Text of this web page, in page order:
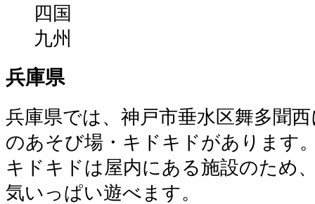
四国
九州
兵庫県
兵庫県では、神戸市垂水区舞多聞
のあそび場・キドキドがあります
キドキドは屋内にある施設のため
気いっぱい遊べます。